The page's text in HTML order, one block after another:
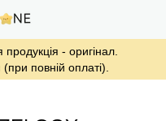
- оригінал.
повній оплаті).